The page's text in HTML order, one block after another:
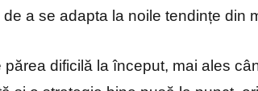
a se adapta la noile tendințe din
dificilă la început, mai ales